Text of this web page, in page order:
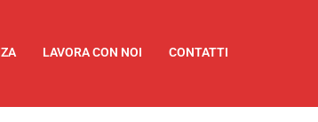
LAVORA CON NOI CONTATTI